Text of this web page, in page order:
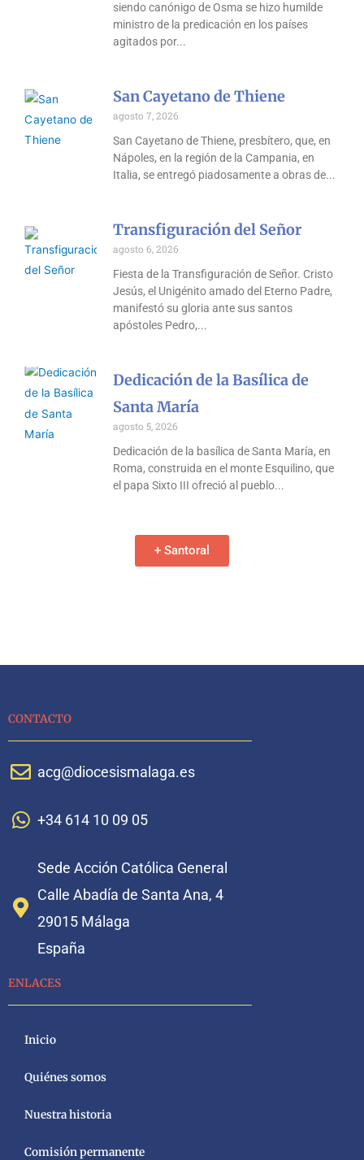
siendo canónigo de Osma se hizo humilde
ministro de la predicación en los países
agitados por
San Cayetano de Thiene
agosto 7, 2026
San Cayetano de Thiene, presbítero, que, en
Nápoles, en la región de la Campania, en
Italia, se entregó piadosamente a obras de
Transfiguración del Señor
agosto 6, 2026
Fiesta de la Transfiguración de Señor. Cristo
Jesús, el Unigénito amado del Eterno Padre,
manifestó su gloria ante sus santos
apóstoles Pedro,
Dedicación de la Basílica de
Santa María
agosto 5, 2026
Dedicación de la basílica de Santa María, en
Roma, construida en el monte Esquilino, que
el papa Sixto III ofreció al pueblo
+ Santoral
CONTACTO
acg@diocesismalaga.es
+34 614 10 09 05
Sede Acción Católica General
Calle Abadía de Santa Ana, 4
29015 Málaga
España
ENLACES
Inicio
Quiénes somos
Nuestra historia
Comisión permanente